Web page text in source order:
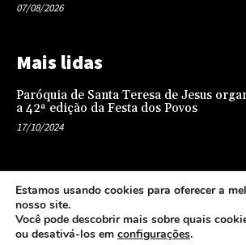
07/08/2026
Mais lidas
Paróquia de Santa Teresa de Jesus
a 42ª edição da Festa dos Povos
17/10/2024
Representatividade na infância: o papel
escola na formação de uma sociedade
justa e equitativa
26/04/2024
Estamos usando cookies para oferecer a
nosso site.
Você pode descobrir mais sobre quais
ou desativá-los em configurações.